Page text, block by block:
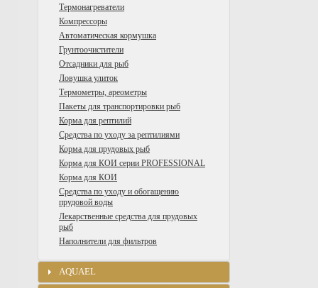
Tермонагреватели
Компрессоры
Автоматическая кормушка
Грунтоочистители
Отсадники для рыб
Ловушка улиток
Термометры, ареометры
Пакеты для транспортировки рыб
Корма для рептилий
Средства по уходу за рептилиями
Корма для прудовых рыб
Корма для КОИ серии PROFESSIONAL
Корма для КОИ
Средства по уходу и обогащению
прудовой воды
Лекарственные средства для прудовых
рыб
Наполнители для фильтров
AQUAEL